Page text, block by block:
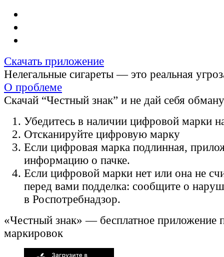
Скачать приложение
Нелегальные сигареты — это реальная
О проблеме
Скачай “Честный знак” и не дай себя
Убедитесь в наличии цифровой марки
Отсканируйте цифровую марку
Если цифровая марка подлинная,
информацию о пачке.
Если цифровой марки нет или она не
перед вами подделка: сообщите о
в Роспотребнадзор.
«Честный знак» — бесплатное приложение
маркировок